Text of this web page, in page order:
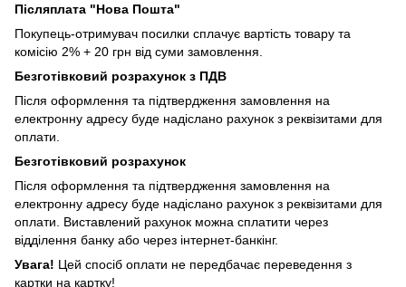
Післяплата "Нова Пошта"
Покупець-отримувач посилки сплачує вартість товару та
комісію 2% + 20 грн від суми замовлення.
Безготівковий розрахунок з ПДВ
Після оформлення та підтвердження замовлення на
електронну адресу буде надіслано рахунок з реквізитами для
оплати.
Безготівковий розрахунок
Після оформлення та підтвердження замовлення на
електронну адресу буде надіслано рахунок з реквізитами для
оплати. Виставлений рахунок можна сплатити через
відділення банку або через інтернет-банкінг.
Увага! Цей спосіб оплати не передбачає переведення з
картки на картку!